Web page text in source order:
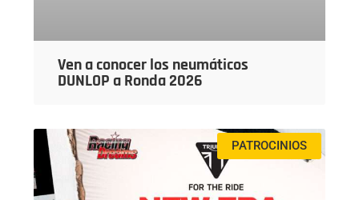
Ven a conocer los neumáticos
DUNLOP a Ronda 2026
PATROCINIOS